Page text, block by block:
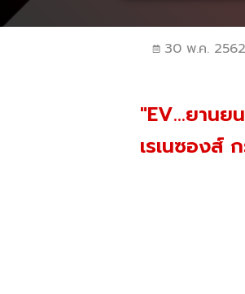
30 พ.ค. 2562
"EV...ยานย
เรเนซองส์